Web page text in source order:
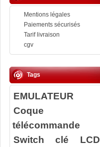
Mentions légales
Paiements sécurisés
Tarif livraison
cgv
Tags
EMULATEUR
Coque
télécommande
Switch clé
LCD